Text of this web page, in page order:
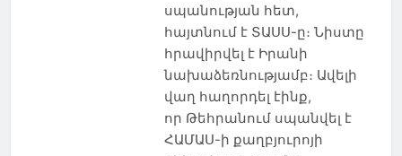
սպանության հետ,
հայտնում է ՏԱՍՍ-ը։ Նիստը
հրավիրվել է Իրանի
նախաձեռնությամբ։ Ավելի
վաղ հաղորդել էինք,
որ Թեհրանում սպանվել է
ՀԱՄԱՍ-ի քաղբյուրոյի